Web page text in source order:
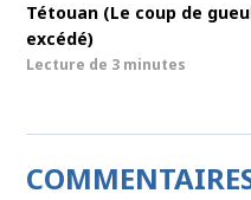
Tétouan (Le coup de
excédé)
Lecture de 3 minutes